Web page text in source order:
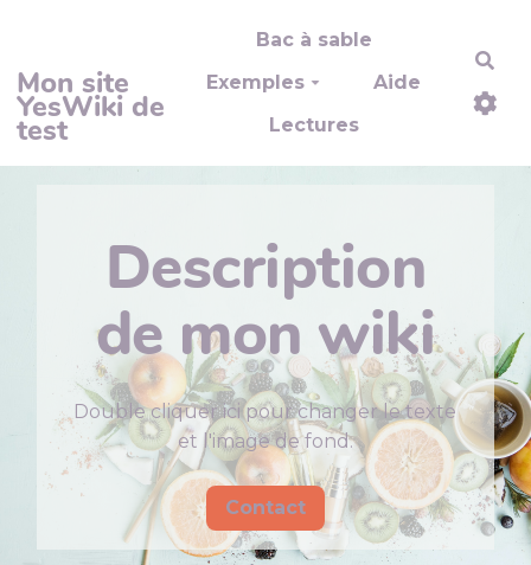
Aller au contenu principal
Mon site
YesWiki de
test
Bac à sable
Exemples
Aide
Lectures
Description
de mon wiki
Double cliquer ici pour changer le texte
et l'image de fond.
Contact